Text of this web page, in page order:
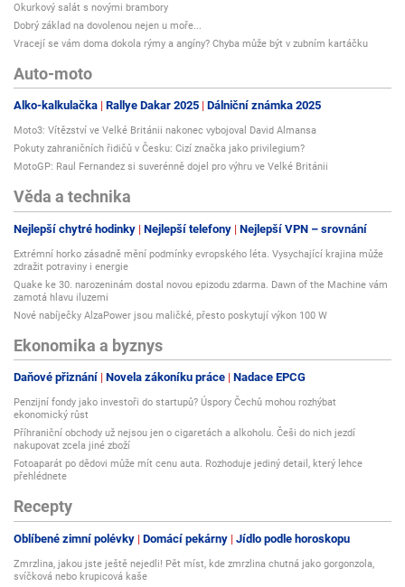
Okurkový salát s novými brambory
Dobrý základ na dovolenou nejen u moře...
Vracejí se vám doma dokola rýmy a angíny? Chyba může být v zubním kartáčku
Auto-moto
Alko-kalkulačka Rallye Dakar 2025 Dálniční známka 2025
Moto3: Vítězství ve Velké Británii nakonec vybojoval David Almansa
Pokuty zahraničních řidičů v Česku: Cizí značka jako privilegium?
MotoGP: Raul Fernandez si suverénně dojel pro výhru ve Velké Británii
Věda a technika
Nejlepší chytré hodinky Nejlepší telefony Nejlepší VPN – srovnání
Extrémní horko zásadně mění podmínky evropského léta. Vysychající krajina může
zdražit potraviny i energie
Quake ke 30. narozeninám dostal novou epizodu zdarma. Dawn of the Machine vám
zamotá hlavu iluzemi
Nové nabíječky AlzaPower jsou maličké, přesto poskytují výkon 100 W
Ekonomika a byznys
Daňové přiznání Novela zákoníku práce Nadace EPCG
Penzijní fondy jako investoři do startupů? Úspory Čechů mohou rozhýbat
ekonomický růst
Příhraniční obchody už nejsou jen o cigaretách a alkoholu. Češi do nich jezdí
nakupovat zcela jiné zboží
Fotoaparát po dědovi může mít cenu auta. Rozhoduje jediný detail, který lehce
přehlédnete
Recepty
Oblíbené zimní polévky Domácí pekárny Jídlo podle horoskopu
Zmrzlina, jakou jste ještě nejedli! Pět míst, kde zmrzlina chutná jako gorgonzola,
svíčková nebo krupicová kaše